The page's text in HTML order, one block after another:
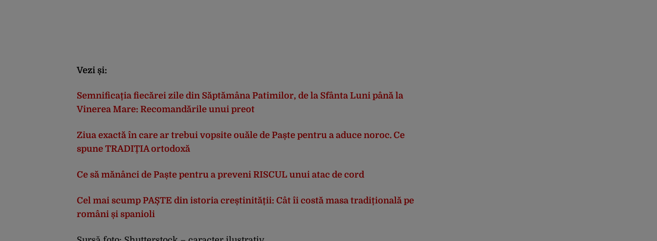
Vezi și:
Semnificația fiecărei zile din Săptămâna Patimilor, de la Sfânta Luni până la
Vinerea Mare: Recomandările unui preot
Ziua exactă în care ar trebui vopsite ouăle de Paște pentru a aduce noroc. Ce
spune TRADIȚIA ortodoxă
Ce să mănânci de Paște pentru a preveni RISCUL unui atac de cord
Cel mai scump PAȘTE din istoria creștinității: Cât îi costă masa tradițională pe
români și spanioli